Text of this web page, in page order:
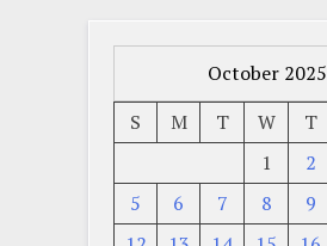
October 2025
S
M T W T
1
2
5
6 7 8 9